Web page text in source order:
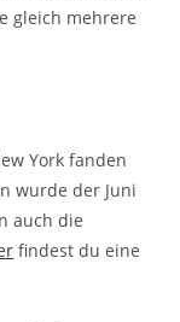
gleich mehrere
York fanden
wurde der Juni
auch die
findest du eine